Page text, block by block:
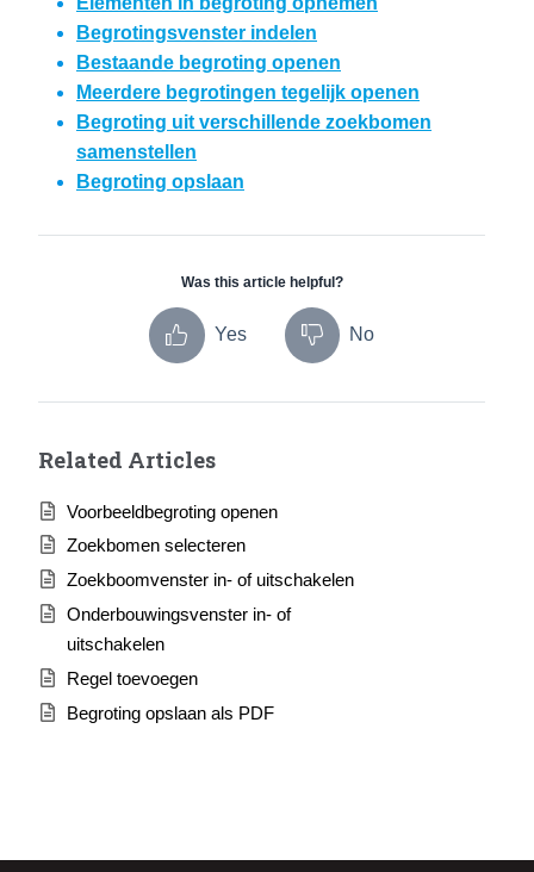
Begrotingsvenster indelen
Bestaande begroting openen
Meerdere begrotingen tegelijk openen
Begroting uit verschillende zoekbomen
samenstellen
Begroting opslaan
Was this article helpful?
Yes No
Related Articles
Voorbeeldbegroting openen
Zoekbomen selecteren
Zoekboomvenster in- of uitschakelen
Onderbouwingsvenster in- of
uitschakelen
Regel toevoegen
Begroting opslaan als PDF